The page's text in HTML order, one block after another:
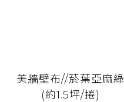
美牆壁布//菸葉亞麻綠
(約1.5坪/捲)